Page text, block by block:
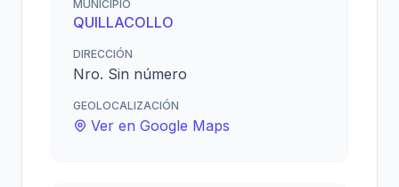
MUNICIPIO
QUILLACOLLO
DIRECCIÓN
Nro. Sin número
GEOLOCALIZACIÓN
Ver en Google Maps